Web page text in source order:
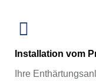
Installation vom
Ihre